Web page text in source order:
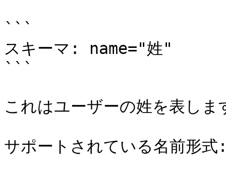
```
スキーマ: name="姓"
```
これはユーザーの姓を表しま
サポートされている名前形